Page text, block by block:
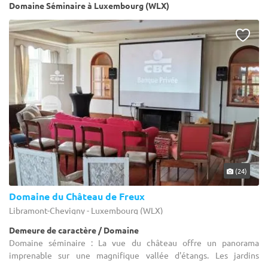
Domaine Séminaire à Luxembourg (WLX)
(24)
Domaine du Château de Freux
Libramont-Chevigny - Luxembourg (WLX)
Demeure de caractère / Domaine
Domaine séminaire : La vue du château offre un panorama
imprenable sur une magnifique vallée d'étangs. Les jardins